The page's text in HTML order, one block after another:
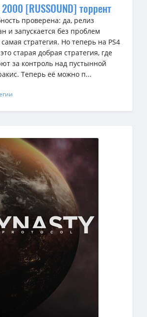
[RUSSOUND] торрент
проверена: да, релиз
и запускается без проблем
стратегия. Но теперь на PS4
старая добрая стратегия, где
за контроль над пустынной
Теперь её можно п...